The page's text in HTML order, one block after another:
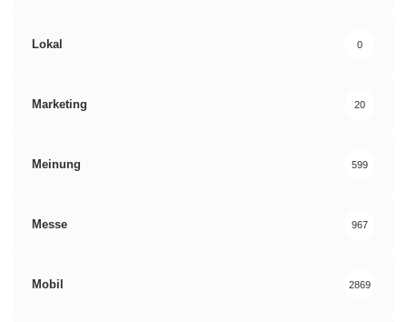
Lokal 0
Marketing 20
Meinung 599
Messe 967
Mobil 2869